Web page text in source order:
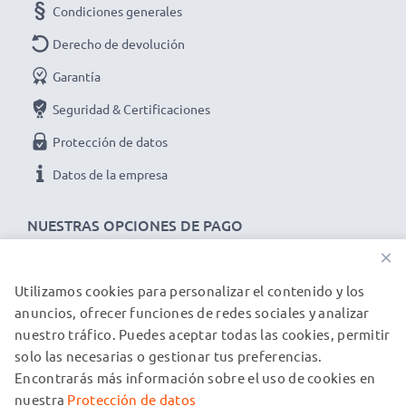
NUESTRAS OPCIONES DE PAGO
Condiciones generales
Derecho de devolución
Garantía
Seguridad & Certificaciones
Protección de datos
Datos de la empresa
NUESTROS PARTNERS DE ENVÍO
© subtel.es 2026
Todos los precios incluyen IVA y excluyen los costos de envío.
Tenga en cuenta que todas las marcas registradas que
×
Utilizamos cookies para personalizar el contenido y los
anuncios, ofrecer funciones de redes sociales y analizar
nuestro tráfico. Puedes aceptar todas las cookies, permitir
solo las necesarias o gestionar tus preferencias.
Encontrarás más información sobre el uso de cookies en
nuestra Protección de datos